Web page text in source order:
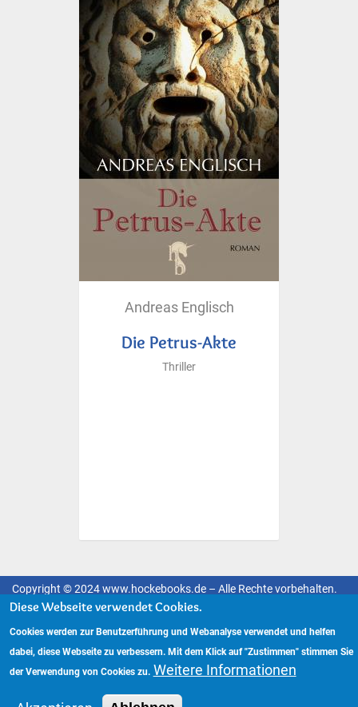
Andreas Englisch
Die Petrus-Akte
Thriller
Copyright © 2024 www.hockebooks.de – Alle Rechte vorbehalten.
Fußzeilenmenü
Diese Webseite verwendet Cookies.
Cookies werden zur Benutzerführung und Webanalyse verwendet und helfen
dabei, diese Webseite zu verbessern. Mit dem Klick auf "Zustimmen" stimmen Sie
der Verwendung von Cookies zu. Weitere Informationen